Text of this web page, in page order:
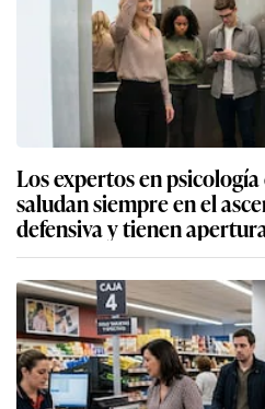
Los expertos en
saludan siempre en el
defensiva y tienen